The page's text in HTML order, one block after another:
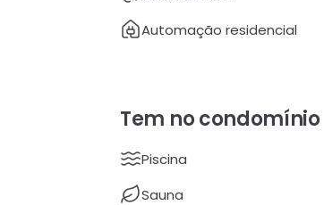
Automação residencial
Tem no condomínio
Piscina
Sauna